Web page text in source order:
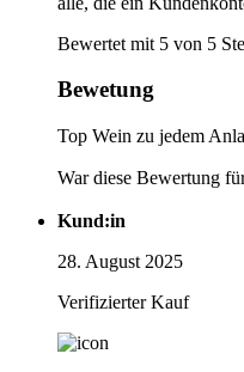
Bewertet mit 5 von 5
Bewetung
Top Wein zu jedem
War diese Bewertung
Kund:in
28. August 2025
Verifizierter Kauf